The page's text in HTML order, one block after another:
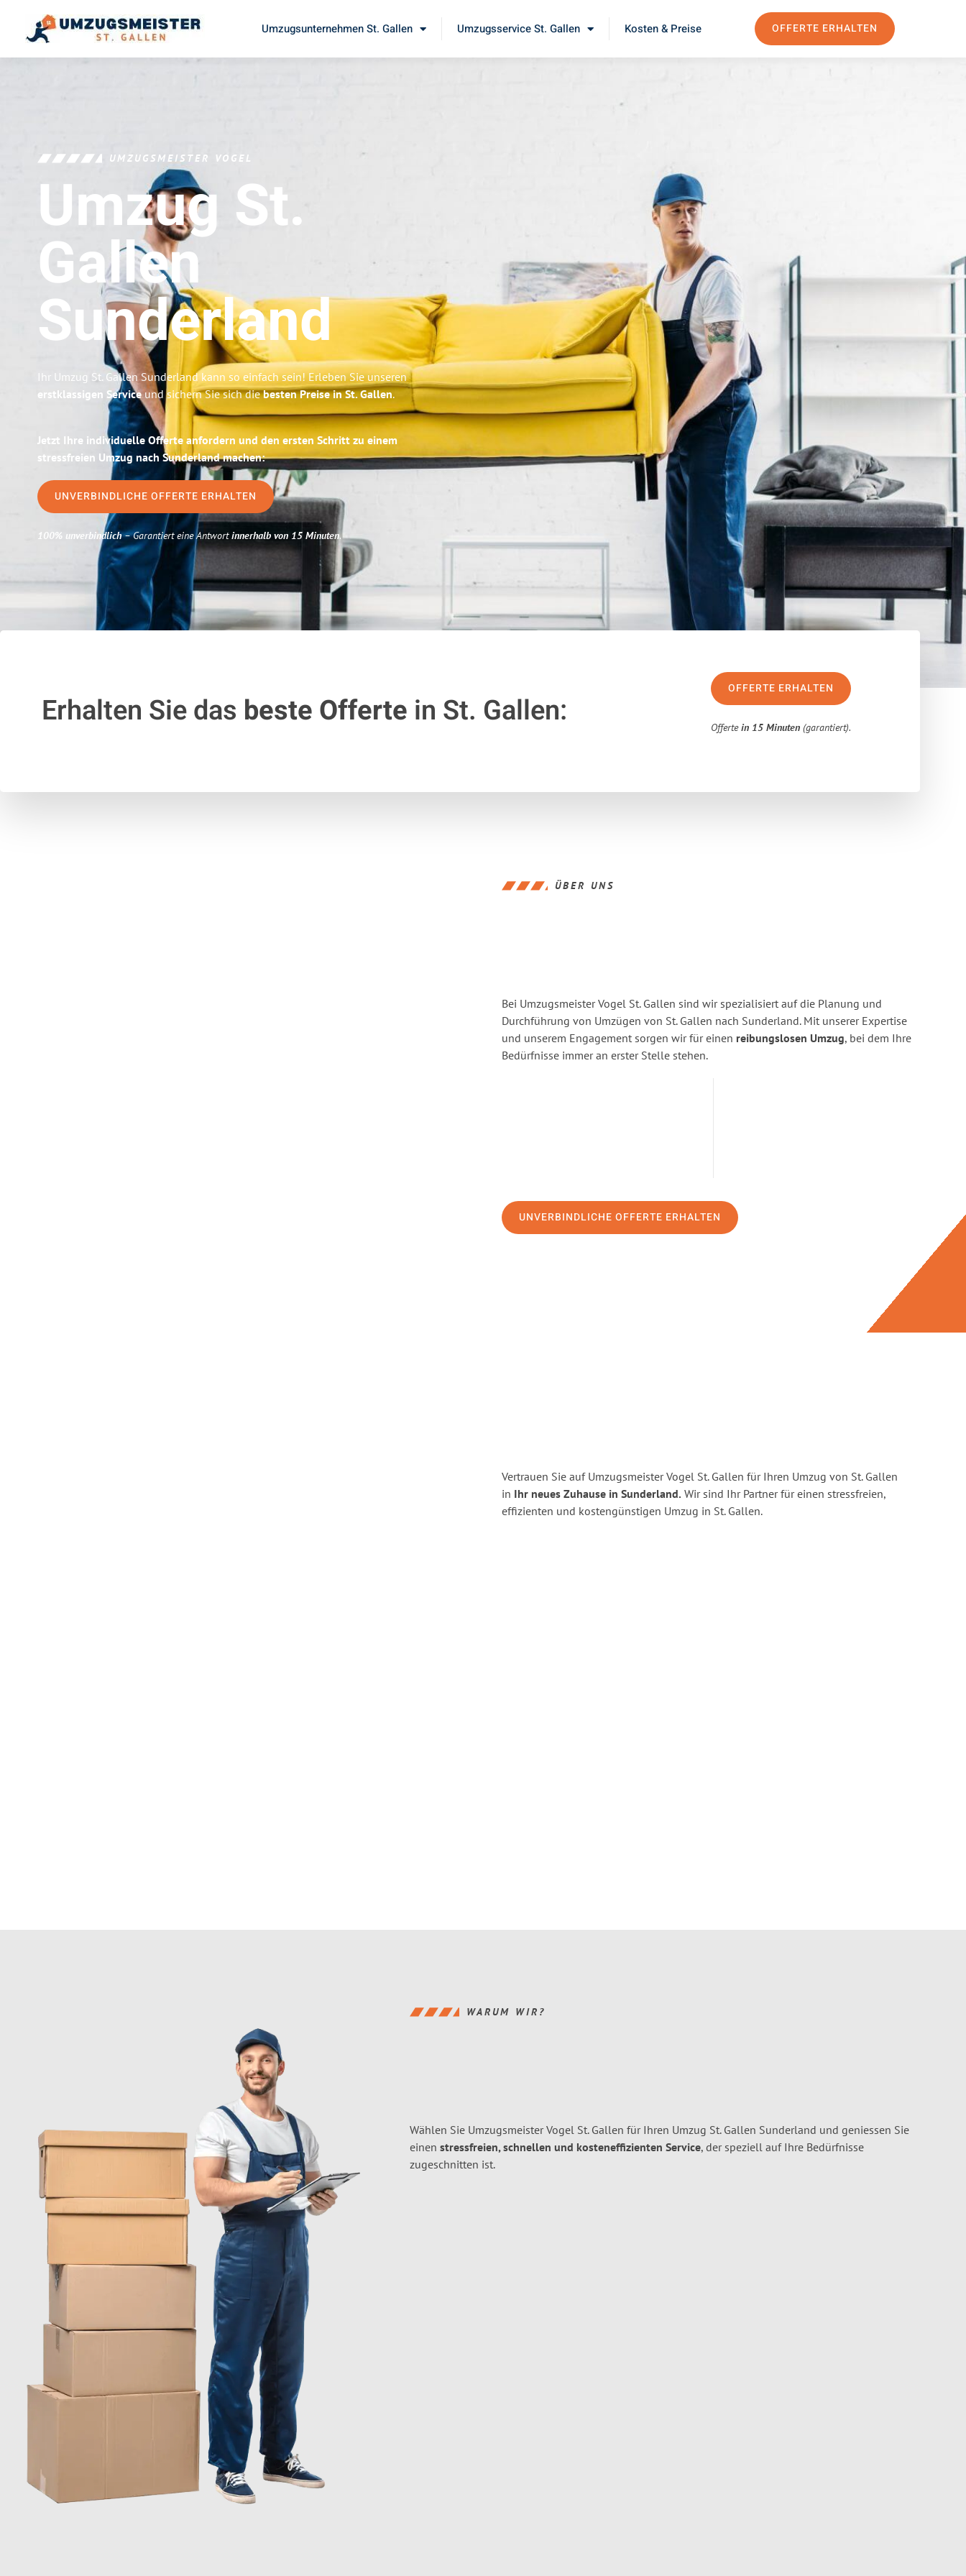
Umzugsunternehmen St. Gallen Umzugsservice St. Gallen Kosten & Preise OFFERTE ERHALTEN
UMZUGSMEISTER VOGEL
Umzug St.
Gallen
Sunderland
Ihr Umzug St. Gallen Sunderland kann so einfach sein! Erleben Sie unseren
erstklassigen Serviceund sichern Sie sich diebesten Preise in St. Gallen.
Jetzt Ihre individuelle Offerte anfordern und den ersten Schritt zu einem
stressfreien Umzug nach Sunderland machen:
UNVERBINDLICHE OFFERTE ERHALTEN
100% unverbindlich– Garantiert eine Antwortinnerhalb von 15 Minuten.
Erhalten Sie das beste Offerte in St. Gallen:
OFFERTE ERHALTEN
Offertein 15 Minuten (garantiert).
ÜBER UNS
Bei Umzugsmeister Vogel St. Gallen sind wir spezialisiert auf die Planung und
Durchführung von Umzügen von St. Gallen nach Sunderland. Mit unserer Expertise
und unserem Engagement sorgen wir für einen reibungslosen Umzug, bei dem Ihre
Bedürfnisse immer an erster Stelle stehen.
UNVERBINDLICHE OFFERTE ERHALTEN
Vertrauen Sie auf Umzugsmeister Vogel St. Gallen für Ihren Umzug von St. Gallen
in Ihr neues Zuhause in Sunderland. Wir sind Ihr Partner für einen stressfreien,
effizienten und kostengünstigen Umzug in St. Gallen.
WARUM WIR?
Wählen Sie Umzugsmeister Vogel St. Gallen für Ihren Umzug St. Gallen Sunderland und geniessen Sie
einen stressfreien, schnellen und kosteneffizienten Service, der speziell auf Ihre Bedürfnisse
zugeschnitten ist.